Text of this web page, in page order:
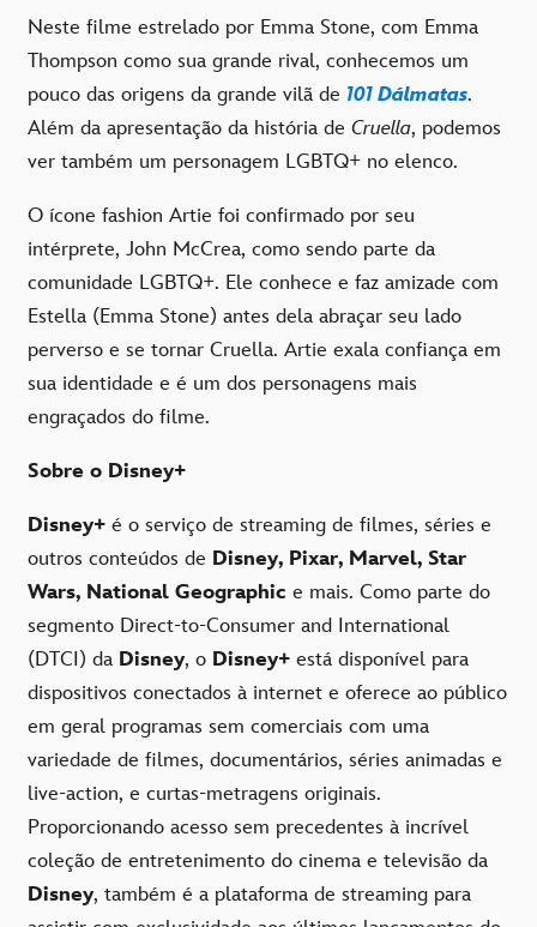
Neste filme estrelado por Emma Stone, com Emma
Thompson como sua grande rival, conhecemos um
pouco das origens da grande vilã de 101 Dálmatas.
Além da apresentação da história de Cruella, podemos
ver também um personagem LGBTQ+ no elenco.
O ícone fashion Artie foi confirmado por seu
intérprete, John McCrea, como sendo parte da
comunidade LGBTQ+. Ele conhece e faz amizade com
Estella (Emma Stone) antes dela abraçar seu lado
perverso e se tornar Cruella. Artie exala confiança em
sua identidade e é um dos personagens mais
engraçados do filme.
Sobre o Disney+
Disney+ é o serviço de streaming de filmes, séries e
outros conteúdos de Disney, Pixar, Marvel, Star
Wars, National Geographic e mais. Como parte do
segmento Direct-to-Consumer and International
(DTCI) da Disney, o Disney+ está disponível para
dispositivos conectados à internet e oferece ao público
em geral programas sem comerciais com uma
variedade de filmes, documentários, séries animadas e
live-action, e curtas-metragens originais.
Proporcionando acesso sem precedentes à incrível
coleção de entretenimento do cinema e televisão da
Disney, também é a plataforma de streaming para